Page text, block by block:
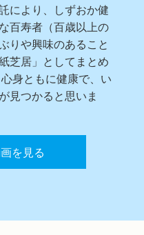
により、しずおか健
百寿者（百歳以上の
りや興味のあること
芝居」としてまとめ
身ともに健康で、い
見つかると思いま
を見る